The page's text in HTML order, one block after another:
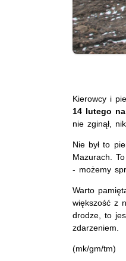
Kierowcy i
14 lutego
nie zginął,
Nie był to
Mazurach.
- możemy
Warto
większość z
drodze, to
zdarzeniem.
(mk/gm/tm)